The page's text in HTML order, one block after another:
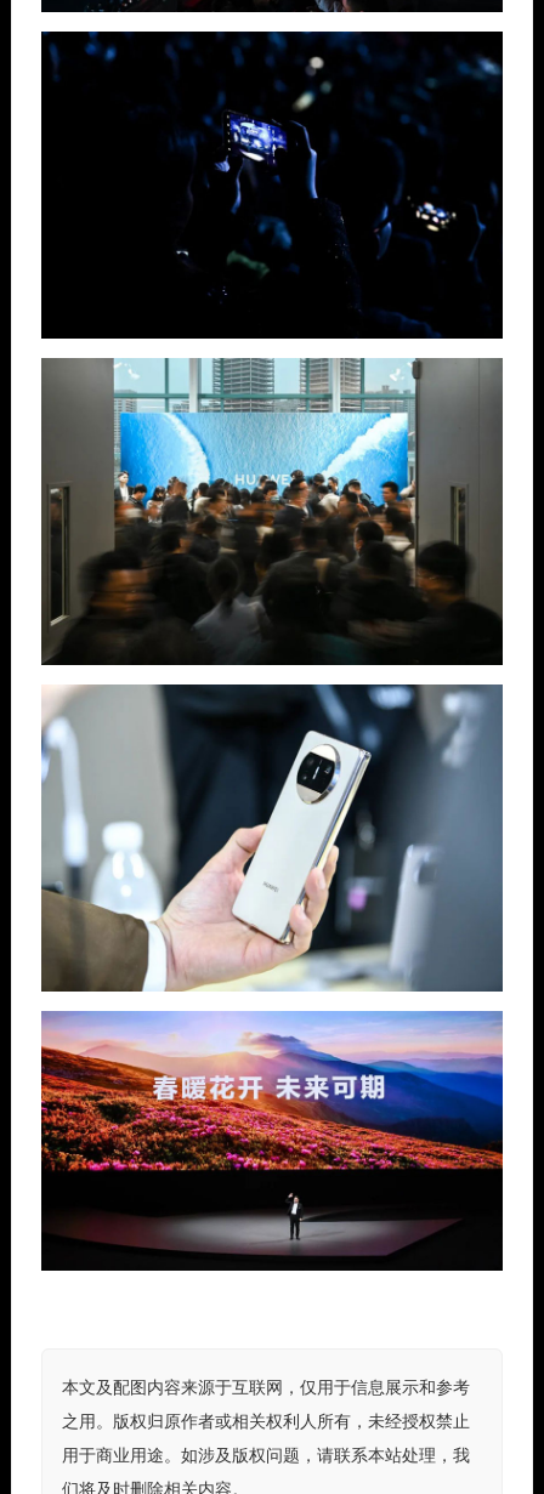
本文及配图内容来源于互联网，仅用于信息展示和参考
之用。版权归原作者或相关权利人所有，未经授权禁止
用于商业用途。如涉及版权问题，请联系本站处理，我
们将及时删除相关内容。